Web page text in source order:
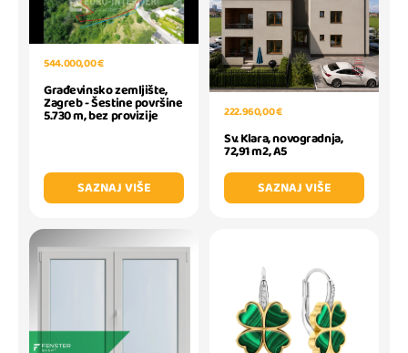
544.000,00 €
Građevinsko zemljište,
Zagreb - Šestine površine
5.730 m, bez provizije
SAZNAJ VIŠE
222.960,00 €
Sv. Klara, novogradnja,
72,91 m2, A5
SAZNAJ VIŠE